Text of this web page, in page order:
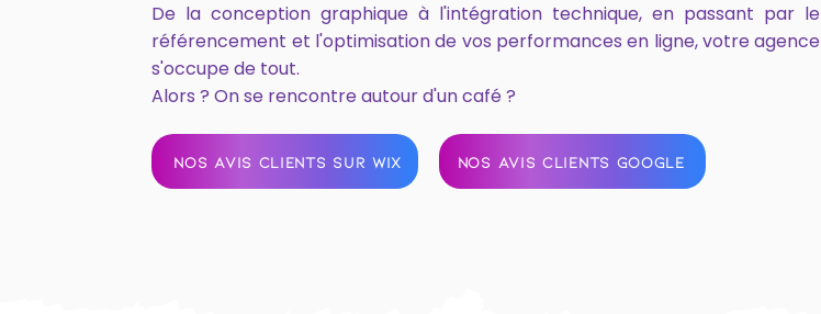
De la conception graphique à l'intégration technique, en passant par le
référencement et l'optimisation de vos performances en ligne, votre agence
s'occupe de tout.
Alors ? On se rencontre autour d'un café ?
NOS AVIS CLIENTS SUR WIX NOS AVIS CLIENTS GOOGLE